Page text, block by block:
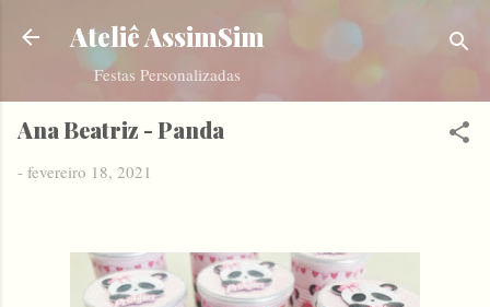
Pular para o conteúdo principal
Ateliê AssimSim
Festas Personalizadas
Ana Beatriz - Panda
- fevereiro 18, 2021